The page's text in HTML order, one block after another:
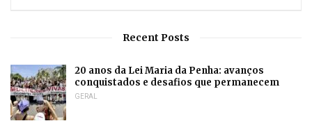
Recent Posts
20 anos da Lei Maria da Penha: avanços
conquistados e desafios que permanecem
GERAL